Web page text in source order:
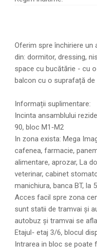
Oferim spre închiriere un
din: dormitor, dressing,
space cu bucătărie - cu
balcon cu o suprafață de
Informații suplimentare:
Incinta ansamblului
90, bloc M1-M2
In zona exista: Mega
cafenea, farmacie,
alimentare, aprozar, La
veterinar, cabinet
manichiura, banca BT, la
Acces facil spre zona
sunt statii de tramvai și
autobuz și tramvai se
Etajul- etaj 3/6, blocul
Intrarea in bloc se poate